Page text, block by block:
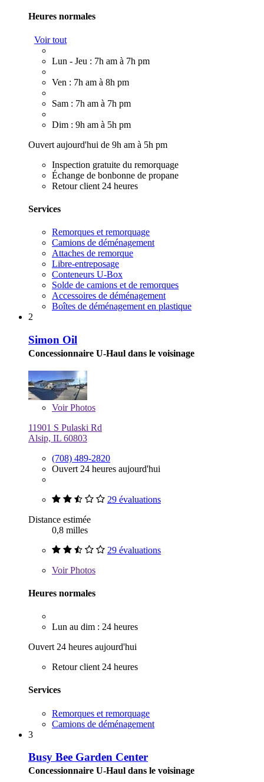
Heures normales
Voir tout
Lun - Jeu : 7h am à 7h pm
Ven : 7h am à 8h pm
Sam : 7h am à 7h pm
Dim : 9h am à 5h pm
Ouvert aujourd'hui de 9h am à 5h pm
Inspection gratuite du remorquage
Échange de bonbonne de propane
Retour client 24 heures
Services
Remorques et remorquage
Camions de déménagement
Attaches de remorque
Libre-entreposage
Conteneurs U-Box
Solde de camions et de remorques
Accessoires de déménagement
Boîtes de déménagement en plastique
2
Simon Oil
Concessionnaire U-Haul dans le voisinage
VoirPhotos
11901 S Pulaski Rd
Alsip, IL 60803
(708) 489-2820
Ouvert 24 heures aujourd'hui
29 évaluations
Distance estimée
0,8 milles
29 évaluations
VoirPhotos
Heures normales
Lun au dim : 24 heures
Ouvert 24 heures aujourd'hui
Retour client 24 heures
Services
Remorques et remorquage
Camions de déménagement
3
Busy Bee Garden Center
Concessionnaire U-Haul dans le voisinage